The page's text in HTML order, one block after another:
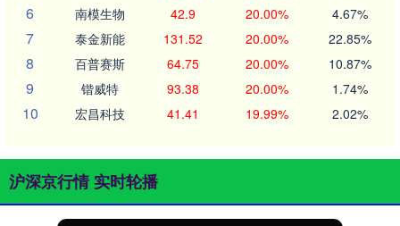
6 南模生物 42.9 20.00% 4.67%
7 泰金新能 131.52 20.00% 22.85%
8 百普赛斯 64.75 20.00% 10.87%
9 锴威特 93.38 20.00% 1.74%
10 宏昌科技 41.41 19.99% 2.02%
沪深京行情 实时轮播